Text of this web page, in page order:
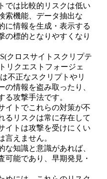
では比較的リスクは低い
索機能、データ抽出な
に情報を生成・表示する
の標的となりやすくなり
クロスサイトスクリプテ
リクエストフォージェ
不正なスクリプトやリ
の情報を盗み取ったり、
攻撃手法です。
イトでこれらの対策が不
るリスクは常に存在して
イトは攻撃を受けにくい
言えません。
知識と意識があれば、
可能であり、早期発見・